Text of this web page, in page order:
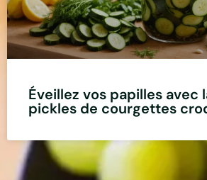
Éveillez vos papilles avec
pickles de courgettes